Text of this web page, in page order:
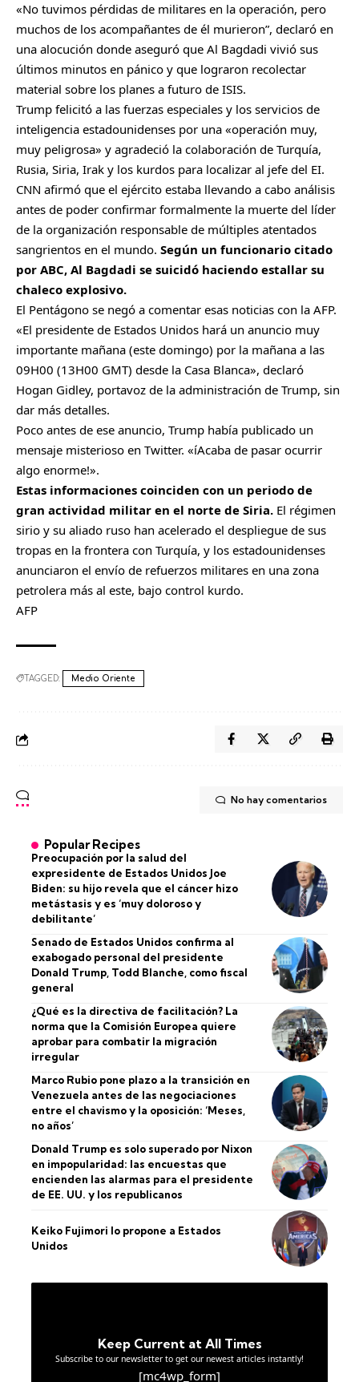
«No tuvimos pérdidas de militares en la operación, pero
muchos de los acompañantes de él murieron”, declaró en
una alocución donde aseguró que Al Bagdadi vivió sus
últimos minutos en pánico y que lograron recolectar
material sobre los planes a futuro de ISIS.
Trump felicitó a las fuerzas especiales y los servicios de
inteligencia estadounidenses por una «operación muy,
muy peligrosa» y agradeció la colaboración de Turquía,
Rusia, Siria, Irak y los kurdos para localizar al jefe del EI.
CNN afirmó que el ejército estaba llevando a cabo análisis
antes de poder confirmar formalmente la muerte del líder
de la organización responsable de múltiples atentados
sangrientos en el mundo. Según un funcionario citado
por ABC, Al Bagdadi se suicidó haciendo estallar su
chaleco explosivo.
El Pentágono se negó a comentar esas noticias con la AFP.
«El presidente de Estados Unidos hará un anuncio muy
importante mañana (este domingo) por la mañana a las
09H00 (13H00 GMT) desde la Casa Blanca», declaró
Hogan Gidley, portavoz de la administración de Trump, sin
dar más detalles.
Poco antes de ese anuncio, Trump había publicado un
mensaje misterioso en Twitter. «íAcaba de pasar ocurrir
algo enorme!».
Estas informaciones coinciden con un periodo de
gran actividad militar en el norte de Siria. El régimen
sirio y su aliado ruso han acelerado el despliegue de sus
tropas en la frontera con Turquía, y los estadounidenses
anunciaron el envío de refuerzos militares en una zona
petrolera más al este, bajo control kurdo.
AFP
TAGGED: Medio Oriente
No hay comentarios
Popular Recipes
Preocupación por la salud del
expresidente de Estados Unidos Joe
Biden: su hijo revela que el cáncer hizo
metástasis y es ‘muy doloroso y
debilitante’
Senado de Estados Unidos confirma al
exabogado personal del presidente
Donald Trump, Todd Blanche, como fiscal
general
¿Qué es la directiva de facilitación? La
norma que la Comisión Europea quiere
aprobar para combatir la migración
irregular
Marco Rubio pone plazo a la transición en
Venezuela antes de las negociaciones
entre el chavismo y la oposición: ‘Meses,
no años’
Donald Trump es solo superado por Nixon
en impopularidad: las encuestas que
encienden las alarmas para el presidente
de EE. UU. y los republicanos
Keiko Fujimori lo propone a Estados
Unidos
Keep Current at All Times
Subscribe to our newsletter to get our newest articles instantly!
[mc4wp_form]